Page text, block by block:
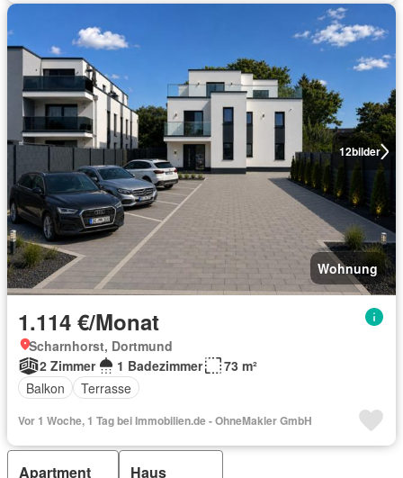
12bilder
Wohnung
1.114 €/Monat
Scharnhorst, Dortmund
2 Zimmer
1 Badezimmer
73 m²
Balkon
Terrasse
Vor 1 Woche, 1 Tag bei Immobilien.de - OhneMakler GmbH
Apartment Haus